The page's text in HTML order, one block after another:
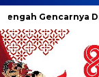
Gencarnya